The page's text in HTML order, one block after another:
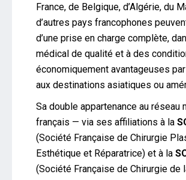
France, de Belgique, d’Algérie, du
d’autres pays francophones
d’une prise en charge complète,
médical de qualité et à des
économiquement avantageuses
aux destinations asiatiques ou
Sa double appartenance au réseau
français — via ses affiliations à la
(Société Française de Chirurgie
Esthétique et Réparatrice) et à la
(Société Française de Chirurgie de